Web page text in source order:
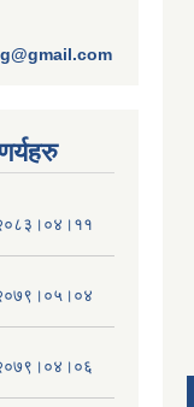
२०८३।०४।११
२०७९।०५।०४
२०७९।०४।०६